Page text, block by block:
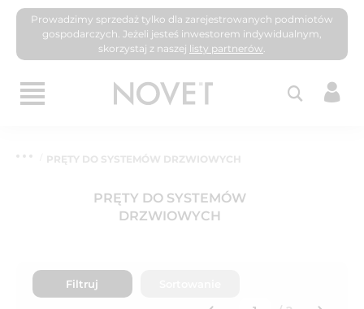
Prowadzimy sprzedaż tylko dla zarejestrowanych podmiotów
gospodarczych. Jeżeli jesteś inwestorem indywidualnym,
skorzystaj z naszej listy partnerów.
PRĘTY DO SYSTEMÓW DRZWIOWYCH
PRĘTY DO SYSTEMÓW
DRZWIOWYCH
Filtruj